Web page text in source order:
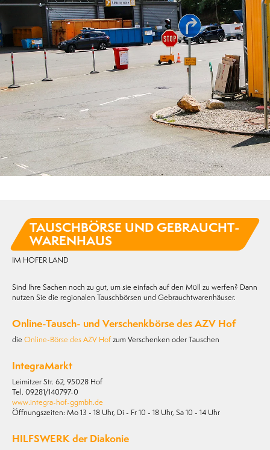
TAUSCH­BÖRSE UND GEBRAUCHT­
WARENHAUS
IM HOFER LAND
Sind Ihre Sachen noch zu gut, um sie einfach auf den Müll zu werfen? Dann
nutzen Sie die regionalen Tauschbörsen und Gebrauchtwarenhäuser.
Online-Tausch- und Verschenkbörse des AZV Hof
die Online-Börse des AZV Hof zum Verschenken oder Tauschen
IntegraMarkt
Leimitzer Str. 62, 95028 Hof
Tel. 09281/140797-0
www.integra-hof-ggmbh.de
Öffnungszeiten: Mo 13 - 18 Uhr, Di - Fr 10 - 18 Uhr, Sa 10 - 14 Uhr
HILFSWERK der Diakonie